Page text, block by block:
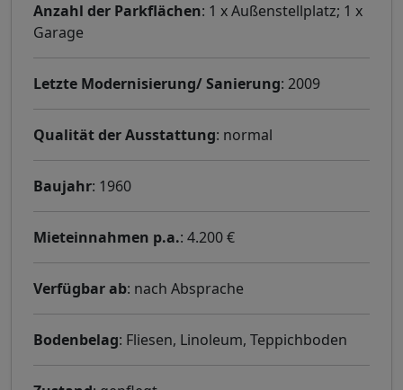
Anzahl der Parkflächen: 1 x Außenstellplatz; 1 x
Garage
Letzte Modernisierung/ Sanierung: 2009
Qualität der Ausstattung: normal
Baujahr: 1960
Mieteinnahmen p.a.: 4.200 €
Verfügbar ab: nach Absprache
Bodenbelag: Fliesen, Linoleum, Teppichboden